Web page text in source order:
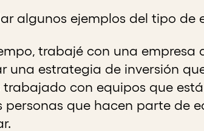
algunos ejemplos del tipo
trabajé con una
una estrategia de inversión
trabajado con equipos que
personas que hacen parte de